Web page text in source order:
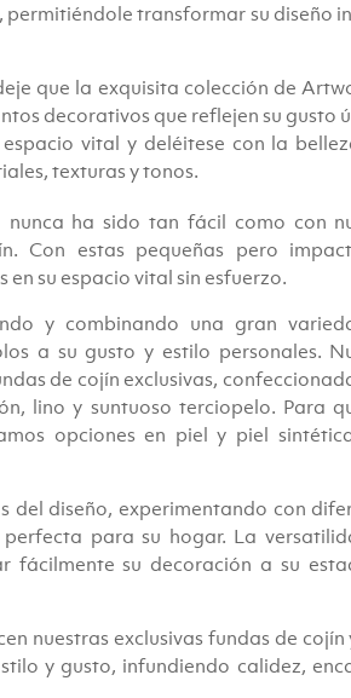
transformar su diseño
que la exquisita colección de
decorativos que reflejen su gusto
vital y deléitese con la
texturas y tonos.
ha sido tan fácil como con
Con estas pequeñas pero
su espacio vital sin esfuerzo.
y combinando una gran
a su gusto y estilo personales.
de cojín exclusivas,
lino y suntuoso terciopelo. Para
opciones en piel y piel
diseño, experimentando con
para su hogar. La
fácilmente su decoración a su
nuestras exclusivas fundas de cojín
y gusto, infundiendo calidez,